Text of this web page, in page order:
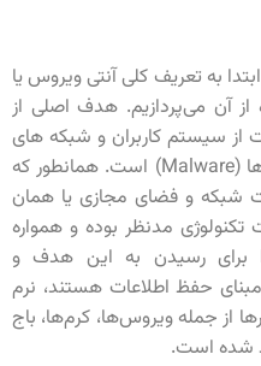
به تعریف کلی آنتی ویروس یا
آن می‌پردازیم. هدف اصلی از
از سیستم کاربران و شبکه های
مورد استفاده آنها در مقابل بد افزارها (Malware) است. همانطور که
شبکه و فضای مجازی یا همان
تکنولوژی مدنظر بوده و همواره
برای رسیدن به این هدف و
حفظ اطلاعات هستند، نرم
از جمله ویروس‌ها، کرم‌ها، باج
شده است.